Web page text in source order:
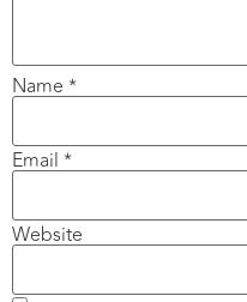
Name *
Email *
Website